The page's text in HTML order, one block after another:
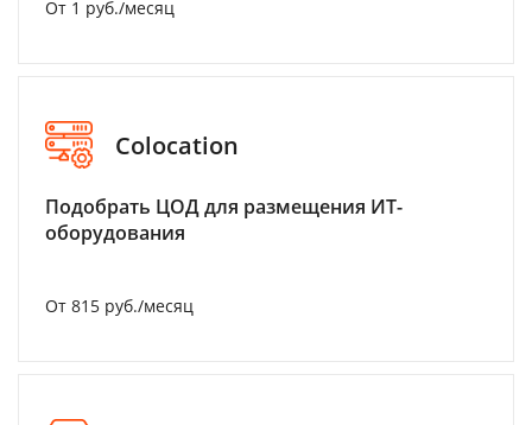
От 1 руб./месяц
Colocation
Подобрать ЦОД для размещения ИТ-
оборудования
От 815 руб./месяц